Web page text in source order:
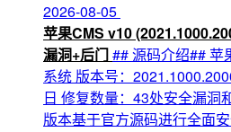
2026-08-05
苹果CMS v10
漏洞+后门## 源码介绍## 苹
系统 版本号：
日 修复数量：43处安全漏洞
版本基于官方源码进行全面